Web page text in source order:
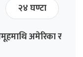
२४ घण्टा
अमेरिका र